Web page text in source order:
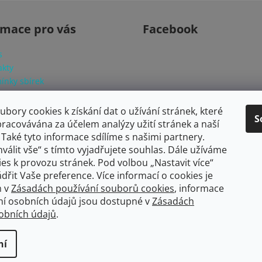
cookies k získání dat o užívání stránek, které
za účelem analýzy užití stránek a naší
tyto informace sdílíme s našimi partnery.
vše“ s tímto vyjadřujete souhlas. Dále užíváme
k provozu stránek. Pod volbou „Nastavit více“
Vaše preference. Více informací o cookies je
vZásadách používání souborů cookies, informace
osobních údajů jsou dostupné vZásadách
údajů.
pro vás
sbírek
to digitální dárkový certifikát
ochrany osobních údajů
používání souborů cookies
Facebook
práva vyhrazena.